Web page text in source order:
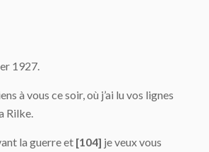
1927.
à vous ce soir, où j’ai lu vos lignes
Rilke.
la guerre et [104] je veux vous